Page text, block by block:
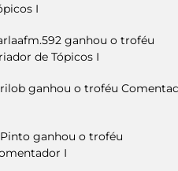
I
ganhou o troféu
de Tópicos I
ganhou o troféu
ganhou o troféu
I